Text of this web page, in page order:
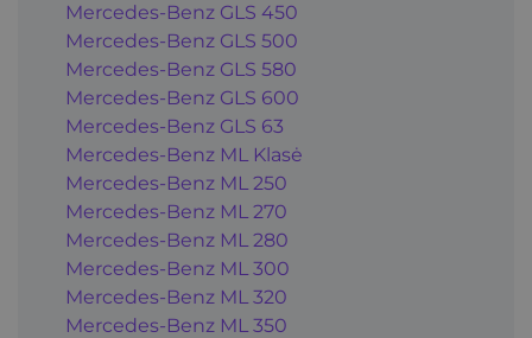
Mercedes-Benz GLS 450
Mercedes-Benz GLS 500
Mercedes-Benz GLS 580
Mercedes-Benz GLS 600
Mercedes-Benz GLS 63
Mercedes-Benz ML Klasė
Mercedes-Benz ML 250
Mercedes-Benz ML 270
Mercedes-Benz ML 280
Mercedes-Benz ML 300
Mercedes-Benz ML 320
Mercedes-Benz ML 350